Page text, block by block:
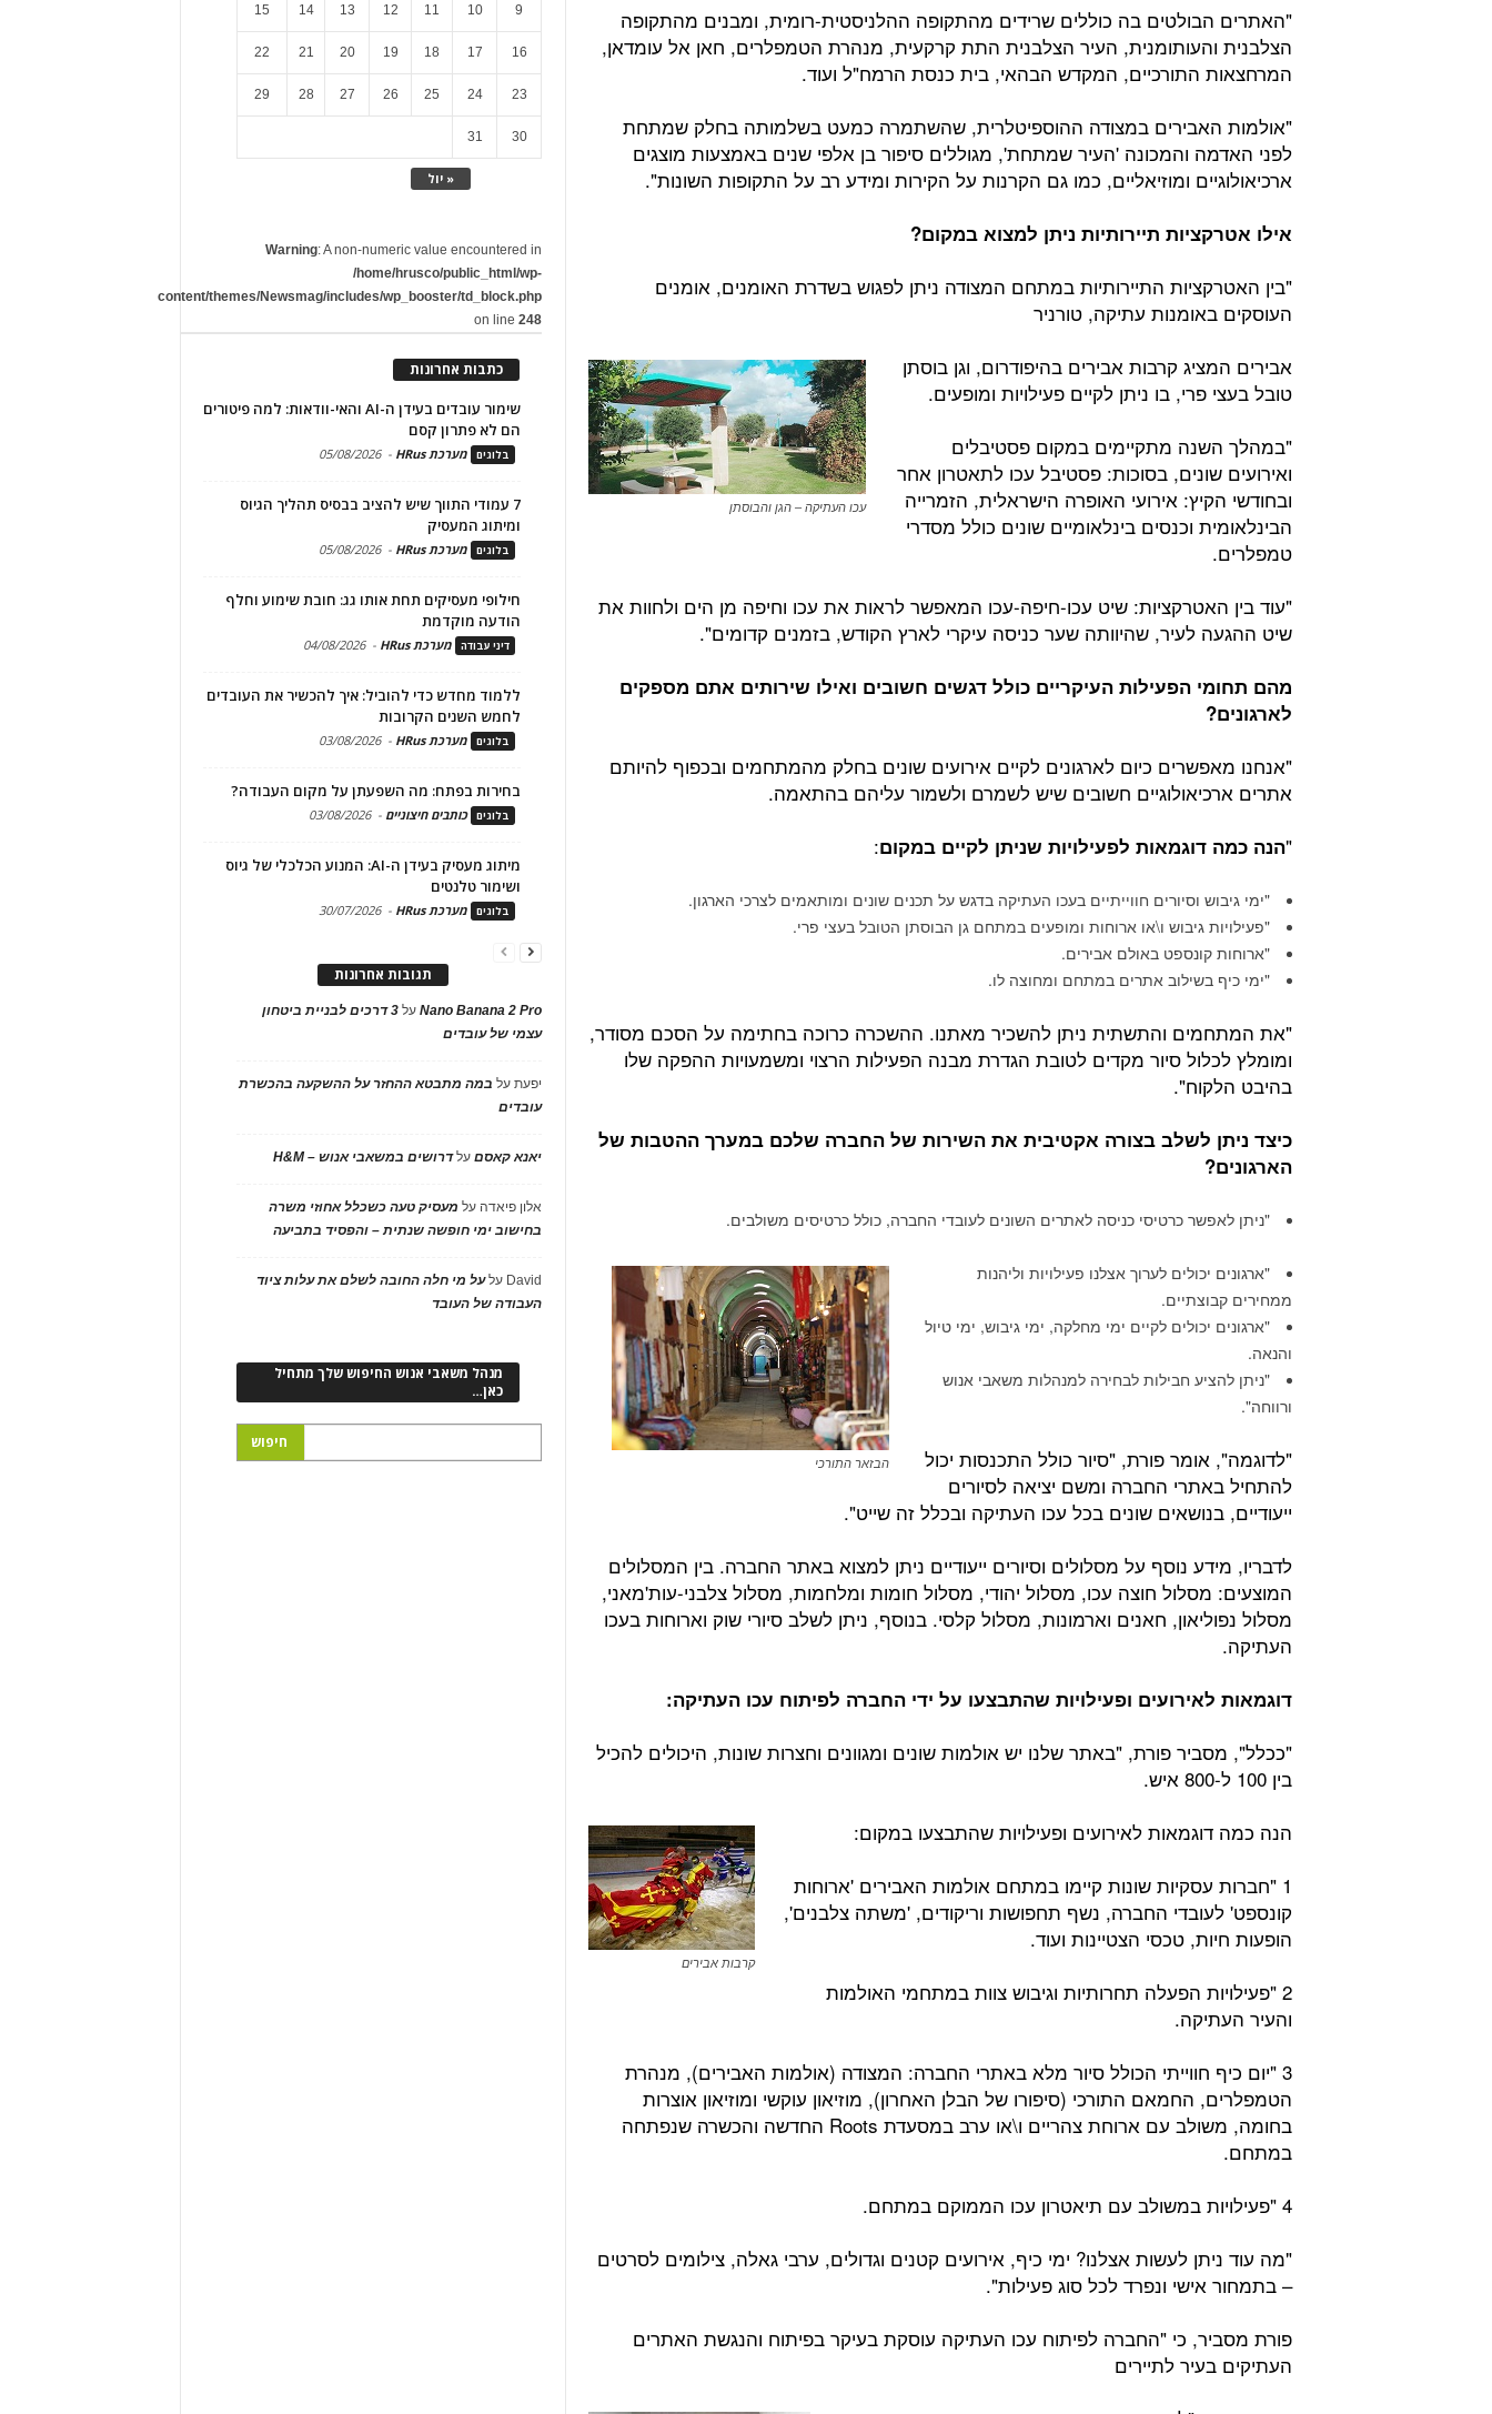
"האתרים הבולטים בה כוללים שרידים מהתקופה ההלניסטית-רומית, ומבנים מהתקופה
הצלבנית והעותומנית, העיר הצלבנית התת קרקעית, מנהרת הטמפלרים, חאן אל עומדאן,
המרחצאות התורכיים, המקדש הבהאי, בית כנסת הרמח"ל ועוד.
"אולמות האבירים במצודה ההוספיטלרית, שהשתמרה כמעט בשלמותה בחלק שמתחת
לפני האדמה והמכונה 'העיר שמתחת', מגוללים סיפור בן אלפי שנים באמצעות מוצגים
ארכיאולוגיים ומוזיאליים, כמו גם הקרנות על הקירות ומידע רב על התקופות השונות".
אילו אטרקציות תיירותיות ניתן למצוא במקום?
"בין האטרקציות התיירותיות במתחם המצודה ניתן לפגוש בשדרת האומנים, אומנים
העוסקים באומנות עתיקה, טורניר
עכו העתיקה – הגן והבוסתן
אבירים המציג קרבות אבירים בהיפודרום, וגן בוסתן
טובל בעצי פרי, בו ניתן לקיים פעילויות ומופעים.
"במהלך השנה מתקיימים במקום פסטיבלים
ואירועים שונים, בסוכות: פסטיבל עכו לתאטרון אחר
ובחודשי הקיץ: אירועי האופרה הישראלית, הזמרייה
הבינלאומית וכנסים בינלאומיים שונים כולל מסדרי
טמפלרים.
"עוד בין האטרקציות: שיט עכו-חיפה-עכו המאפשר לראות את עכו וחיפה מן הים ולחוות את
שיט ההגעה לעיר, שהיוותה שער כניסה עיקרי לארץ הקודש, בזמנים קדומים".
מהם תחומי הפעילות העיקריים כולל דגשים חשובים ואילו שירותים אתם מספקים
לארגונים?
"אנחנו מאפשרים כיום לארגונים לקיים אירועים שונים בחלק מהמתחמים ובכפוף להיותם
אתרים ארכיאולוגיים חשובים שיש לשמרם ולשמור עליהם בהתאמה.
"הנה כמה דוגמאות לפעילויות שניתן לקיים במקום:
"ימי גיבוש וסיורים חווייתיים בעכו העתיקה בדגש על תכנים שונים ומותאמים לצרכי הארגון.
"פעילויות גיבוש ו\או ארוחות ומופעים במתחם גן הבוסתן הטובל בעצי פרי.
"ארוחות קונספט באולם אבירים.
"ימי כיף בשילוב אתרים במתחם ומחוצה לו.
"את המתחמים והתשתית ניתן להשכיר מאתנו. ההשכרה כרוכה בחתימה על הסכם מסודר,
ומומלץ לכלול סיור מקדים לטובת הגדרת מבנה הפעילות הרצוי ומשמעויות ההפקה שלו
בהיבט הלקוח".
כיצד ניתן לשלב בצורה אקטיבית את השירות של החברה שלכם במערך ההטבות של
הארגונים?
"ניתן לאפשר כרטיסי כניסה לאתרים השונים לעובדי החברה, כולל כרטיסים משולבים.
הבזאר התורכי
"ארגונים יכולים לערוך אצלנו פעילויות וליהנות
ממחירים קבוצתיים.
"ארגונים יכולים לקיים ימי מחלקה, ימי גיבוש, ימי טיול
והנאה.
"ניתן להציע חבילות לבחירה למנהלות משאבי אנוש
ורווחה".
"לדוגמה", אומר פורת, "סיור כולל התכנסות יכול
להתחיל באתרי החברה ומשם יציאה לסיורים
ייעודיים, בנושאים שונים בכל עכו העתיקה ובכלל זה שייט".
לדבריו, מידע נוסף על מסלולים וסיורים ייעודיים ניתן למצוא באתר החברה. בין המסלולים
המוצעים: מסלול חוצה עכו, מסלול יהודי, מסלול חומות ומלחמות, מסלול צלבני-עות'מאני,
מסלול נפוליאון, חאנים וארמונות, מסלול קלסי. בנוסף, ניתן לשלב סיורי שוק וארוחות בעכו
העתיקה.
דוגמאות לאירועים ופעילויות שהתבצעו על ידי החברה לפיתוח עכו העתיקה:
"ככלל", מסביר פורת, "באתר שלנו יש אולמות שונים ומגוונים וחצרות שונות, היכולים להכיל
בין 100 ל-800 איש.
קרבות אבירים
הנה כמה דוגמאות לאירועים ופעילויות שהתבצעו במקום:
1 "חברות עסקיות שונות קיימו במתחם אולמות האבירים 'ארוחות
קונספט' לעובדי החברה, נשף תחפושות וריקודים, 'משתה צלבנים',
הופעות חיות, טכסי הצטיינות ועוד.
2 "פעילויות הפעלה תחרותיות וגיבוש צוות במתחמי האולמות
והעיר העתיקה.
3 "יום כיף חווייתי הכולל סיור מלא באתרי החברה: המצודה (אולמות האבירים), מנהרת
הטמפלרים, החמאם התורכי (סיפורו של הבלן האחרון), מוזיאון עוקשי ומוזיאון אוצרות
בחומה, משולב עם ארוחת צהריים ו\או ערב במסעדת Roots החדשה והכשרה שנפתחה
במתחם.
4 "פעילויות במשולב עם תיאטרון עכו הממוקם במתחם.
"מה עוד ניתן לעשות אצלנו? ימי כיף, אירועים קטנים וגדולים, ערבי גאלה, צילומים לסרטים
– בתמחור אישי ונפרד לכל סוג פעילות".
פורת מסביר, כי "החברה לפיתוח עכו העתיקה עוסקת בעיקר בפיתוח והנגשת האתרים
העתיקים בעיר לתיירים
« יול
9
10
11
12
13
14
15
16
17
18
19
20
21
22
23
24
25
26
27
28
29
30
31
Warning: A non-numeric value encountered in
/home/hrusco/public_html/wp-
content/themes/Newsmag/includes/wp_booster/td_block.php
on line248
כתבות אחרונות
שימור עובדים בעידן ה-AI והאי-וודאות: למה פיטורים
הם לא פתרון קסם
בלוגים מערכת HRus -
05/08/2026
7 עמודי התווך שיש להציב בבסיס תהליך הגיוס
ומיתוג המעסיק
בלוגים מערכת HRus -
05/08/2026
חילופי מעסיקים תחת אותו גג: חובת שימוע וחלף
הודעה מוקדמת
דיני עבודה מערכת HRus -
04/08/2026
ללמוד מחדש כדי להוביל: איך להכשיר את העובדים
לחמש השנים הקרובות
בלוגים מערכת HRus -
03/08/2026
בחירות בפתח: מה השפעתן על מקום העבודה?
בלוגים כותבים חיצוניים -
03/08/2026
מיתוג מעסיק בעידן ה-AI: המנוע הכלכלי של גיוס
ושימור טלנטים
בלוגים מערכת HRus -
30/07/2026
תגובות אחרונות
Nano Banana 2 Proעל
3 דרכים לבניית ביטחון
עצמי של עובדים
יפעתעל במה מתבטא ההחזר על ההשקעה בהכשרת
עובדים
יאנא קאסםעלדרושים במשאבי אנוש – H&M
אלון פיאדה על מעסיק טעה כשכלל אחוזי משרה
בחישוב ימי חופשה שנתית – והפסיד בתביעה
David עלעל מי חלה החובה לשלם את עלות ציוד
העבודה של העובד
מנהל משאבי אנוש החיפוש שלך מתחיל
כאן…